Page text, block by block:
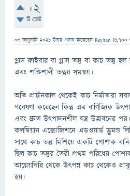
+2
টি ভোট
03 জানুয়ারি 2021 উত্তর প্রদান করেছেন Rayhan (6,700
গ্লাস ফাইবার বা গ্লাস তন্তু বা কাচ তন্তু
এবং শক্তিশালী তন্তুর সমন্বয়।
অতি প্রাচীনকাল থেকেই কাচ নির্মাতারা
গবেষণা করেছেন কিন্তু এর বাণিজ্যিক
এবং দ্রুত উৎপাদনশীল যন্ত্র উদ্ভাবনের
কলম্বিয়ান এক্সোজিশনে এডওয়ার্ড ড্রুমন্ড
সাথে কাচ তন্তু মিশিয়ে একটি পোশাক
ছিল কাচ তন্তুর তৈরী প্রথম পরিধেয়
আগ্নেয়গিরি থেকে উৎপন্ন কাচ থেকেও
হয়।